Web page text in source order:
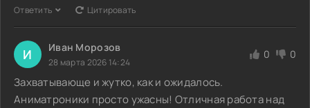
Ответить Цитировать
И Иван Морозов
28 марта 2026 14:24
0 0
Захватывающе и жутко, как и ожидалось.
Аниматроники просто ужасны! Отличная работа над